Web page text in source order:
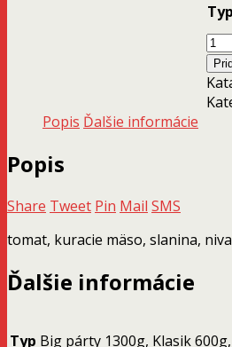
Typ
-
Popis Ďalšie informácie
Popis
Share Tweet Pin Mail SMS
tomat, kuracie mäso, slanina,
Ďalšie informácie
Typ Big párty 1300g, Klasik